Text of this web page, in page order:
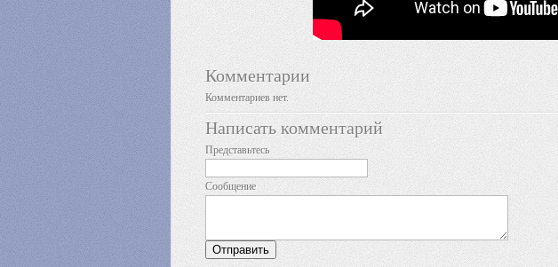
Комментарии
Комментариев нет.
Написать комментарий
Представьтесь
Сообщение